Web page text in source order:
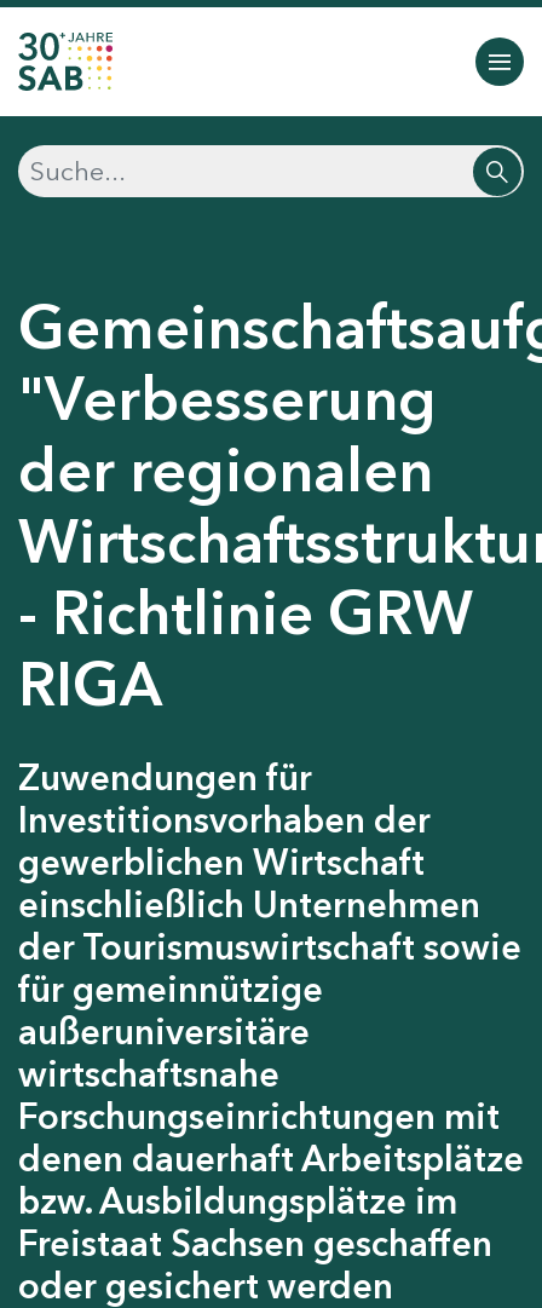
"Verbesserung
der regionalen
- Richtlinie GRW
RIGA
Zuwendungen für
Investitionsvorhaben der
gewerblichen Wirtschaft
einschließlich Unternehmen
der Tourismuswirtschaft sowie
für gemeinnützige
außeruniversitäre
wirtschaftsnahe
Forschungseinrichtungen mit
denen dauerhaft Arbeitsplätze
bzw. Ausbildungsplätze im
Freistaat Sachsen geschaffen
oder gesichert werden